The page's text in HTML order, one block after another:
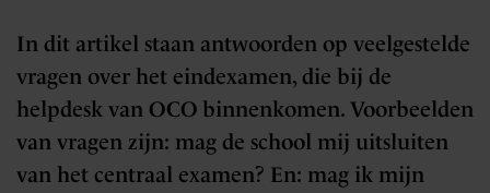
In dit artikel staan antwoorden op veelgestelde
vragen over het eindexamen, die bij de
helpdesk van OCO binnenkomen. Voorbeelden
van vragen zijn: mag de school mij uitsluiten
van het centraal examen? En: mag ik mijn